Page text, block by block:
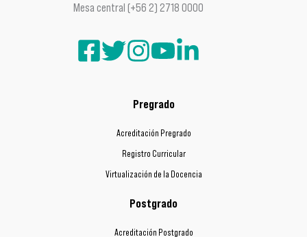
Mesa central (+56 2) 2718 0000
Pregrado
Acreditación Pregrado
Registro Curricular
Virtualización de la Docencia
Postgrado
Acreditación Postgrado